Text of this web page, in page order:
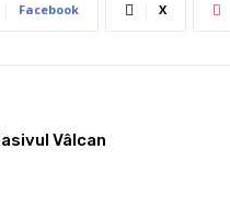
Facebook X
Vâlcan